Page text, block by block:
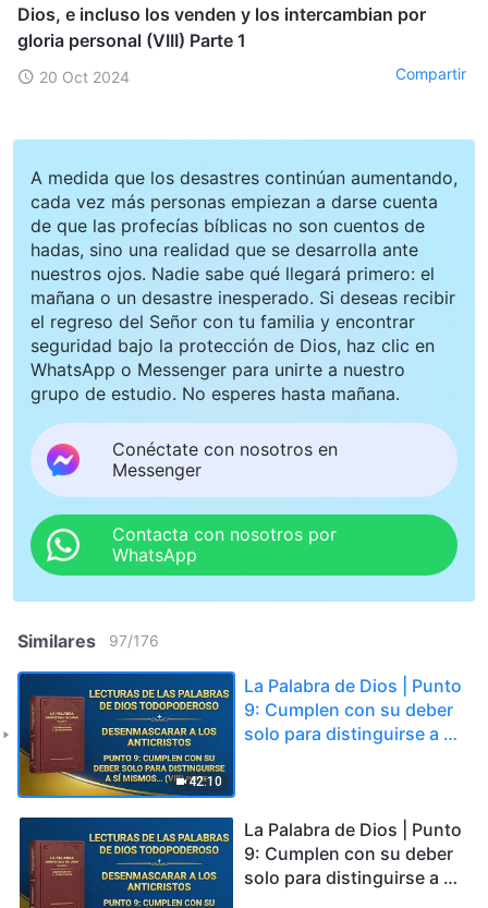
Dios, e incluso los venden y los intercambian por
gloria personal (VIII) Parte 1
20 Oct 2024 Compartir
A medida que los desastres continúan aumentando,
cada vez más personas empiezan a darse cuenta
de que las profecías bíblicas no son cuentos de
hadas, sino una realidad que se desarrolla ante
nuestros ojos. Nadie sabe qué llegará primero: el
mañana o un desastre inesperado. Si deseas recibir
el regreso del Señor con tu familia y encontrar
seguridad bajo la protección de Dios, haz clic en
WhatsApp o Messenger para unirte a nuestro
grupo de estudio. No esperes hasta mañana.
Conéctate con nosotros en
Messenger
Contacta con nosotros por
WhatsApp
Similares 97/176
42:10
La Palabra de Dios | Punto
9: Cumplen con su deber
solo para distinguirse a sí
consideran los intereses
de la casa de Dios, e
incluso los venden y los
La Palabra de Dios | Punto
9: Cumplen con su deber
solo para distinguirse a sí